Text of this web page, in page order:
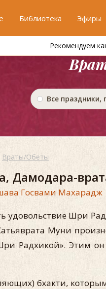
Библиотека Эфиры
Рекомендуем
Все
Враты/Обеты
Дамодара-
Госвами Махарадж
удовольствие Шри
Муни
Радхикой». Этим
бхакти,